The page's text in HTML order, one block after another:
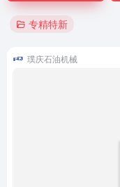
专精特新
璞庆石油机械